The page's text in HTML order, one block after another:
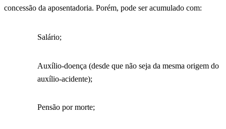
concessão da aposentadoria. Porém, pode ser acumulado com:
Salário;
Auxílio-doença (desde que não seja da mesma origem do
auxílio-acidente);
Pensão por morte;